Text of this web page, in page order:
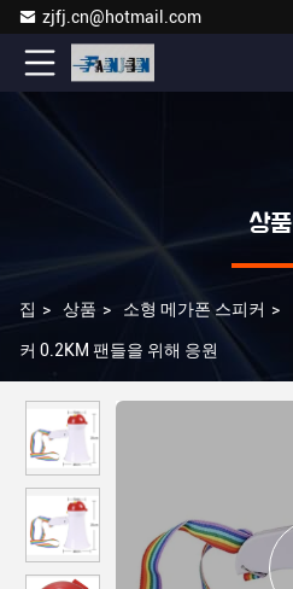
zjfj.cn@hotmail.com
상품
집 > 상품 > 소형 메가폰 스피커 >
커 0.2KM 팬들을 위해 응원